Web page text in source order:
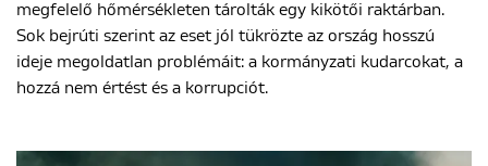
megfelelő hőmérsékleten tárolták egy kikötői raktárban.
Sok bejrúti szerint az eset jól tükrözte az ország hosszú
ideje megoldatlan problémáit: a kormányzati kudarcokat, a
hozzá nem értést és a korrupciót.